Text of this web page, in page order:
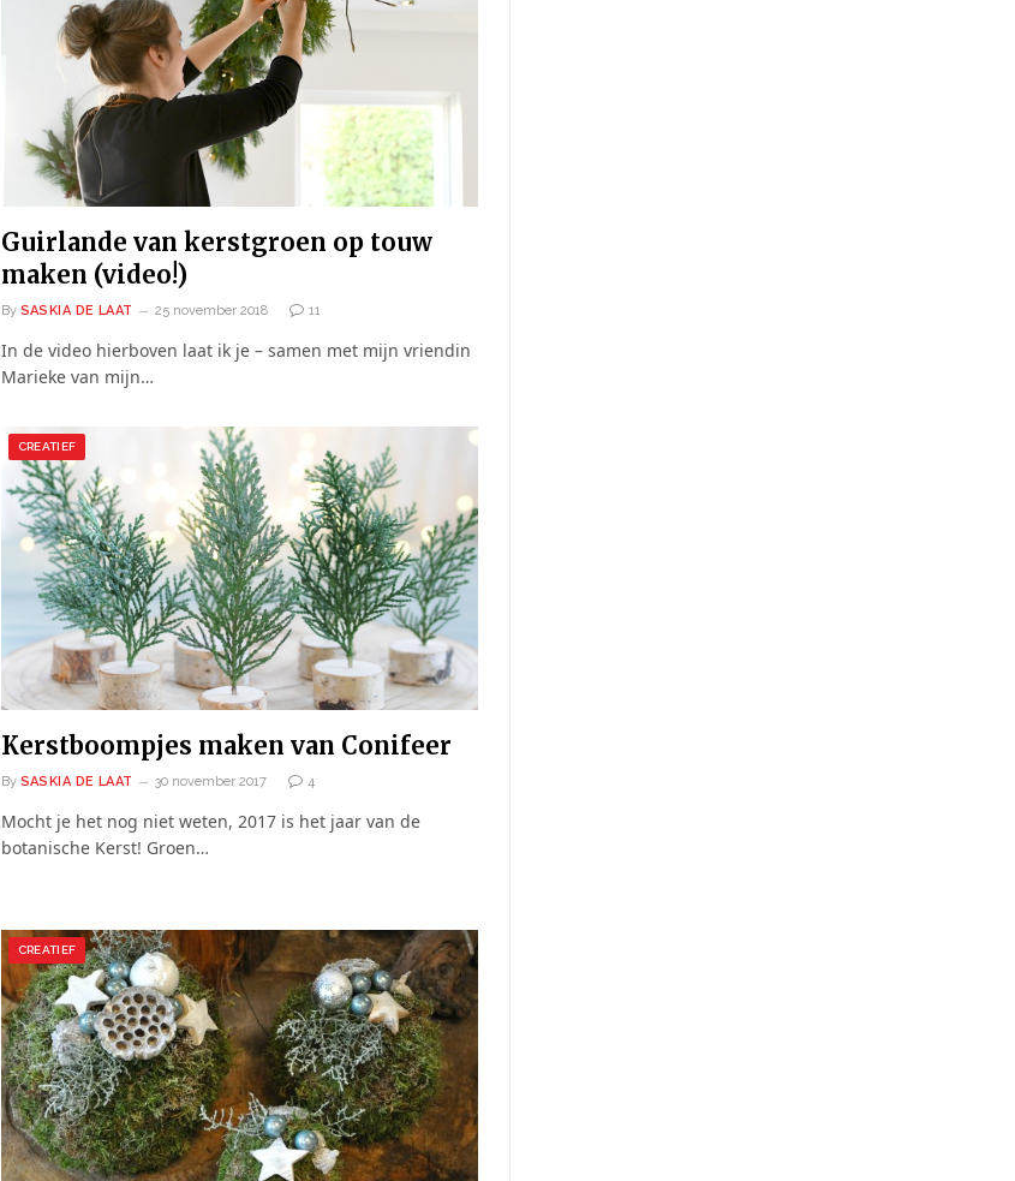
Guirlande van kerstgroen op touw
maken (video!)
By SASKIA DE LAAT 25 november 2018 11
In de video hierboven laat ik je – samen met mijn vriendin
Marieke van mijn…
CREATIEF
Kerstboompjes maken van Conifeer
By SASKIA DE LAAT 30 november 2017 4
Mocht je het nog niet weten, 2017 is het jaar van de
botanische Kerst! Groen…
CREATIEF